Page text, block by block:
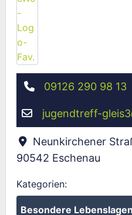
09126 290 98 13
jugendtreff-gleis3
Neunkirchener
90542 Eschenau
Kategorien:
Besondere